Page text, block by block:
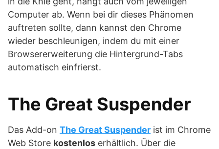
Computer ab. Wenn bei dir dieses Phänomen
auftreten sollte, dann kannst den Chrome
wieder beschleunigen, indem du mit einer
Browsererweiterung die Hintergrund-Tabs
automatisch einfrierst.
The Great Suspender
Das Add-on The Great Suspender ist im Chrome
Web Store kostenlos erhältlich. Über die